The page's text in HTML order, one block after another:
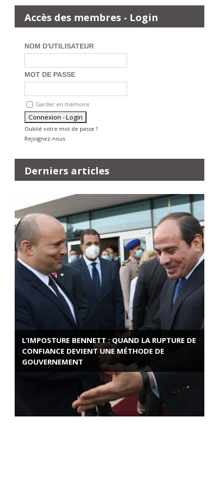
Accès des membres - Login
NOM D'UTILISATEUR
MOT DE PASSE
Garder en mémoire
Oublié votre mot de passe ?
Rejoignez-nous
Derniers articles
L’IMPOSTURE BENNETT : QUAND LA RUPTURE DE
CONFIANCE DEVIENT UNE MÉTHODE DE
GOUVERNEMENT
ROSE VALLAND, HEROÏNE DE LA RESISTANCE